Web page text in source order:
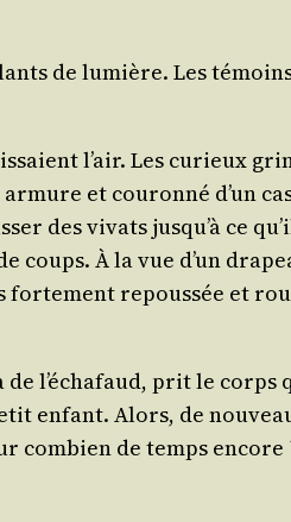
de lumière. Les
l’air. Les curieux
et cou­ron­né d’un
des vivats jus­qu’à ce
coups. À la vue d’un
repous­sée et
l’é­cha­faud, prit le corps
enfant. Alors, de
com­bien de temps encore